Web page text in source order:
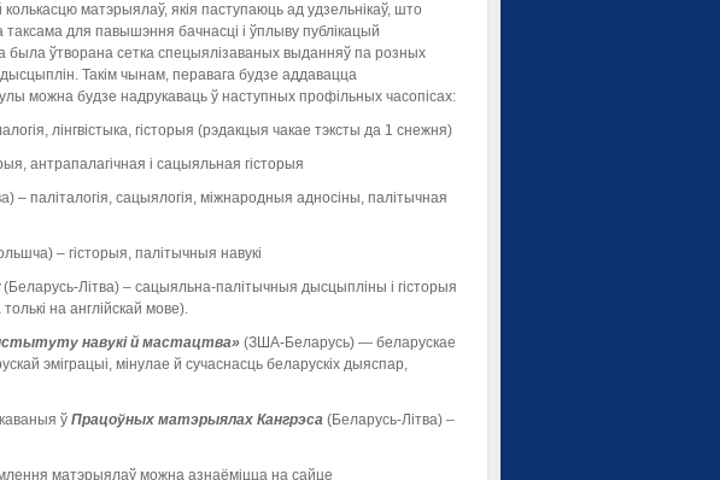
матэрыялаў, якія паступаюць ад удзельнікаў, што
таксама для павышэння бачнасці і ўплыву публікацый
была ўтворана сетка спецыялізаваных выданняў па розных
Такім чынам, перавага будзе аддавацца
можна будзе надрукаваць ў наступных профільных часопісах:
лінгвістыка, гісторыя (рэдакцыя чакае тэксты да 1 снежня)
антрапалагічная і сацыяльная гісторыя
– паліталогія, сацыялогія, міжнародныя адносіны, палітычная
– гісторыя, палітычныя навукі
(Беларусь-Літва) – сацыяльна-палітычныя дысцыпліны і гісторыя
на англійскай мове).
навукі й мастацтва» (ЗША-Беларусь) — беларускае
эміграцыі, мінулае й сучаснасць беларускіх дыяспар,
ў Працоўных матэрыялах Кангрэса (Беларусь-Літва) –
матэрыялаў можна азнаёміцца на сайце